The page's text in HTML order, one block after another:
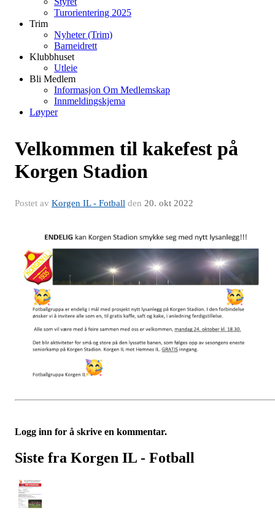
Turorientering 2025
Trim
Nyheter (Trim)
Barneidrett
Klubbhuset
Utleie
Bli Medlem
Informasjon Om Medlemskap
Innmeldingskjema
Løyper
Velkommen til kakefest på
Korgen Stadion
Postet av Korgen IL - Fotball den 20. okt 2022
Logg inn for å skrive en kommentar.
Siste fra Korgen IL - Fotball